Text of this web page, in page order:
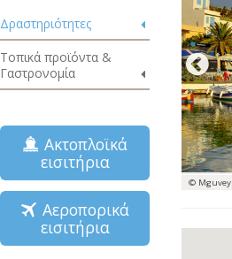
Δραστηριότητες
Τοπικά προϊόντα &
Γαστρονομία
Ακτοπλοϊκά
εισιτήρια
Αεροπορικά
εισιτήρια
© Mguvey